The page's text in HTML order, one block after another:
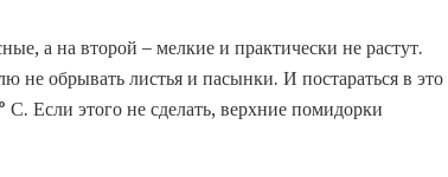
а на второй – мелкие и практически не растут.
не обрывать листья и пасынки. И постараться в это
Если этого не сделать, верхние помидорки